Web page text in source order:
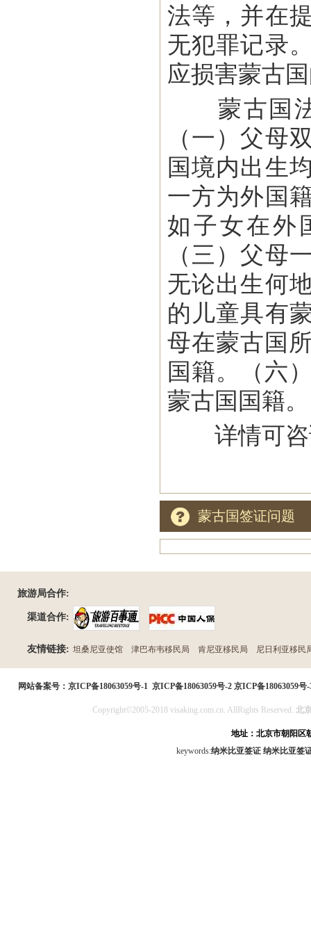
法等，并在
无犯罪记录
应损害蒙古
蒙古国法
（一）父母
国境内出生
一方为外国
如子女在外
（三）父母
无论出生何
的儿童具有
母在蒙古国
国籍。（六
蒙古国国籍。
详情可咨
蒙古国签证问题
旅游局合作:
渠道合作:
友情链接: 坦桑尼亚使馆 津巴布韦移民局 肯尼亚移民局 尼日利亚移民
网站备案号： 京ICP备18063059号-1 京ICP备18063059号-2 京ICP备18063059号-
Copyright©2005-2018 visaking.com.cn. AllRights Reserved. 北
地址：北京市朝阳区
keywords:纳米比亚签证 纳米比亚签